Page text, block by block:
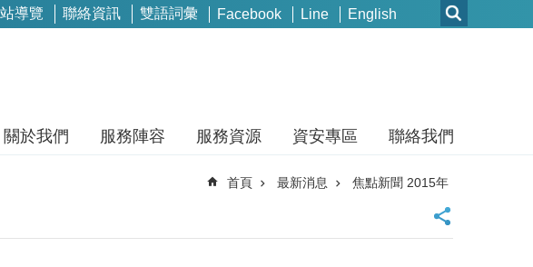
導覽 聯絡資訊 雙語詞彙 Facebook Line English
關於我們 服務陣容 服務資源 資安專區 聯絡我們
首頁 最新消息 焦點新聞 2015年